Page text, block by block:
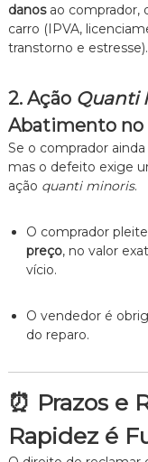
danosao comprador,
carro (IPVA,
transtorno e estresse).
2. Ação Quanti
Abatimento no
Se o comprador
mas o defeito exige
ação quanti minoris.
O comprador
preço, no valor
vício.
O vendedor é
do reparo.
⏰ Prazos e
Rapidez é